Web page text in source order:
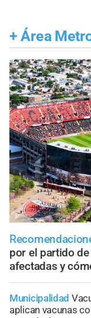
+ Área
por el partido
afectadas y
Municipalidad
aplican vacunas